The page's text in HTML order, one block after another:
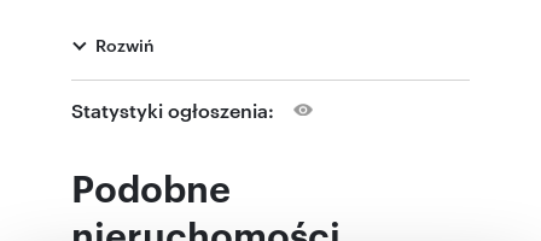
Kazimierza Wielkiego , witryna i wejście od ul
Kazimierza Wielkiego druga witryna i wejście od
ul Psie-Budy widok kamienicy na zdjęciu.
Powierzchnia 64m2 w skład wchodzą dwie duże
strony ulicy Psie-Budy lub w kinie Nowe
Rozwiń
Statystyki ogłoszenia:
Podobne